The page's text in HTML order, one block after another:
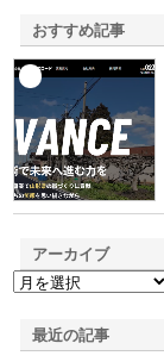
おすすめ記事
アーカイブ
最近の記事